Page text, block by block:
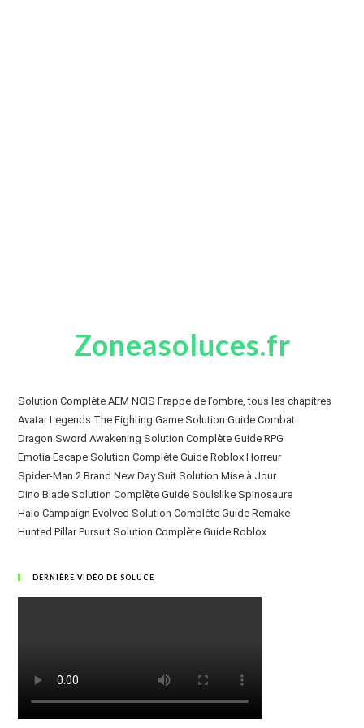
Zoneasoluces.fr
Solution Complète AEM NCIS Frappe de l’ombre, tous les chapitres
Avatar Legends The Fighting Game Solution Guide Combat
Dragon Sword Awakening Solution Complète Guide RPG
Emotia Escape Solution Complète Guide Roblox Horreur
Spider-Man 2 Brand New Day Suit Solution Mise à Jour
Dino Blade Solution Complète Guide Soulslike Spinosaure
Halo Campaign Evolved Solution Complète Guide Remake
Hunted Pillar Pursuit Solution Complète Guide Roblox
DERNIÈRE VIDÉO DE SOLUCE